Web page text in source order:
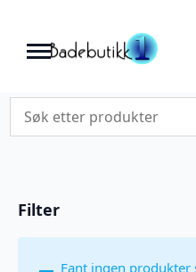
Filter
Fant ingen produkter